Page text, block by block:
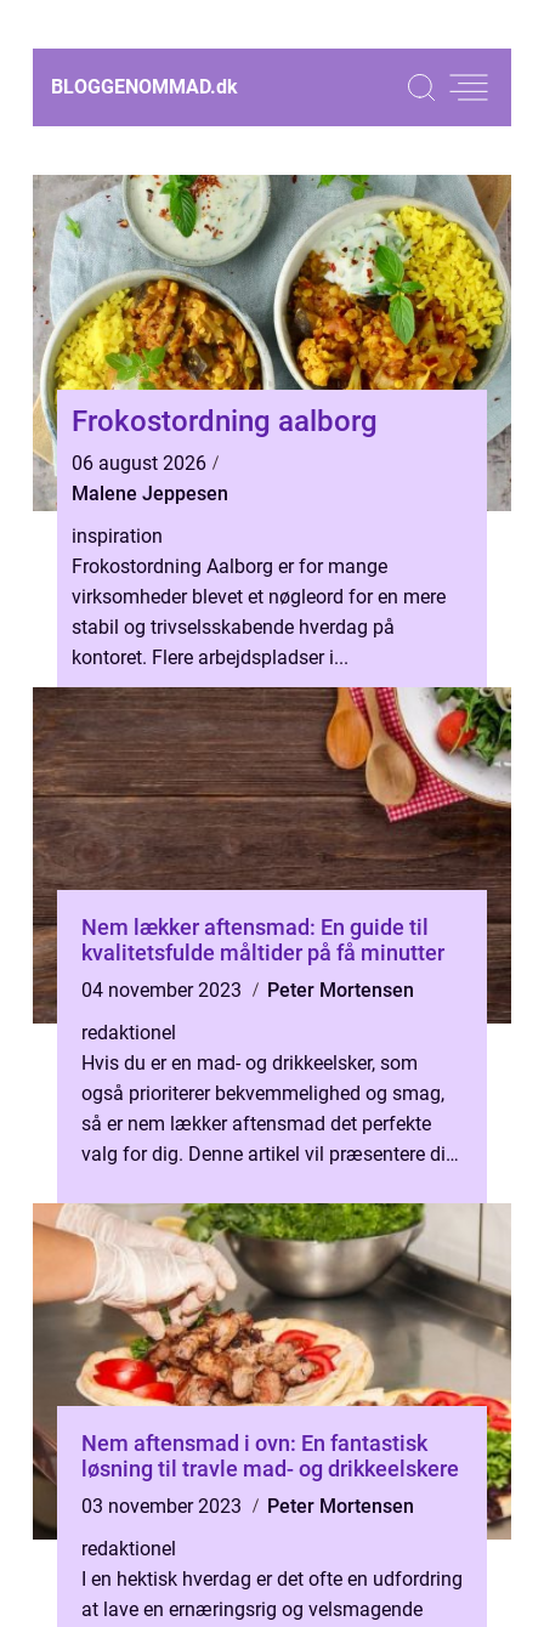
BLOGGENOMMAD.dk
Frokostordning aalborg
06 august 2026
Malene Jeppesen
inspiration
Frokostordning Aalborg er for mange
virksomheder blevet et nøgleord for en mere
stabil og trivselsskabende hverdag på
kontoret. Flere arbejdspladser i...
Nem lækker aftensmad: En guide til
kvalitetsfulde måltider på få minutter
04 november 2023
Peter Mortensen
redaktionel
Hvis du er en mad- og drikkeelsker, som
også prioriterer bekvemmelighed og smag,
så er nem lækker aftensmad det perfekte
valg for dig. Denne artikel vil præsentere dig
Nem aftensmad i ovn: En fantastisk
løsning til travle mad- og drikkeelskere
03 november 2023
Peter Mortensen
redaktionel
I en hektisk hverdag er det ofte en udfordring
at lave en ernæringsrig og velsmagende